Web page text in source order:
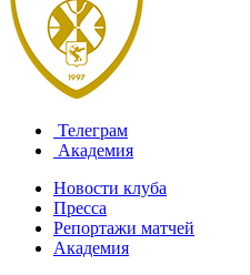
Телеграм
Академия
Новости клуба
Пресса
Репортажи матчей
Академия